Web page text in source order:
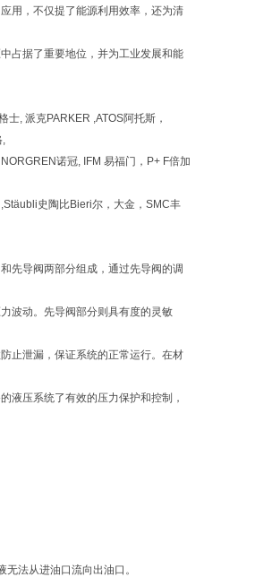
用，不仅提了能源利用效率，还为清
占据了重要地位，并为工业发展和能
, 派克PARKER ,ATOS阿托斯，
,
诺冠, IFM 易福门，P+ F倍加
史陶比Bieri尔，大金，SMC丰
先导阀两部分组成，通过先导阀的调
波动。先导阀部分则具有度的灵敏
止泄漏，保证系统的正常运行。在材
液压系统了有效的压力保护和控制，
法从进油口流向出油口。